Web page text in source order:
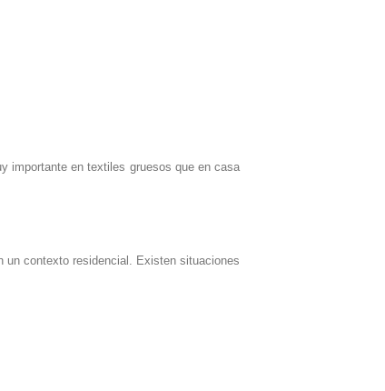
importante en textiles gruesos que en casa
un contexto residencial. Existen situaciones